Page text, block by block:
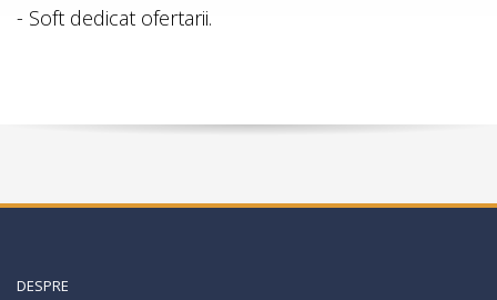
- Soft dedicat ofertarii.
DESPRE